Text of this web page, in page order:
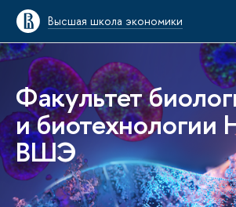
Высшая школа экономики
Факультет
и
ВШЭ